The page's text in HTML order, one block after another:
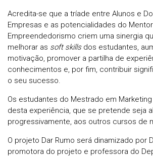
Acredita-se que a tríade entre Alunos e
Empresas e as potencialidades do
Empreendedorismo criem uma sinergia
melhorar as soft skillsdos estudantes,
motivação, promover a partilha de
conhecimentos e, por fim, contribuir
o seu sucesso.
Os estudantes do Mestrado em
desta experiência, que se pretende seja
progressivamente, aos outros cursos de
O projeto Dar Rumo será dinamizado por
promotora do projeto e professora do